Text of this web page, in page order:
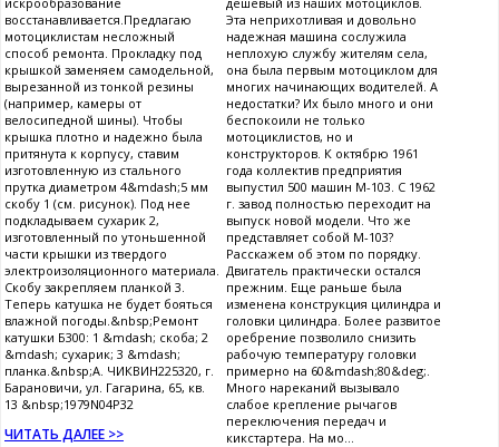
восстанавливается.Предлагаю
мотоциклистам несложный
способ ремонта. Прокладку под
крышкой заменяем самодельной,
вырезанной из тонкой резины
(например, камеры от
велосипедной шины). Чтобы
крышка плотно и надежно была
притянута к корпусу, ставим
изготовленную из стального
прутка диаметром 4&mdash;5 мм
скобу 1 (см. рисунок). Под нее
подкладываем сухарик 2,
изготовленный по утоньшенной
части крышки из твердого
электроизоляционного материала.
Скобу закрепляем планкой 3.
Теперь катушка не будет бояться
влажной погоды.&nbsp;Ремонт
катушки Б300: 1 &mdash; скоба; 2
&mdash; сухарик; 3 &mdash;
планка.&nbsp;А. ЧИКВИН225320, г.
Барановичи, ул. Гагарина, 65, кв.
13 &nbsp;1979N04P32
ЧИТАТЬ ДАЛЕЕ >>
Эта неприхотливая и довольно
надежная машина сослужила
неплохую службу жителям села,
она была первым мотоциклом для
многих начинающих водителей. А
недостатки? Их было много и они
беспокоили не только
мотоциклистов, но и
конструкторов. К октябрю 1961
года коллектив предприятия
выпустил 500 машин М-103. С 1962
г. завод полностью переходит на
выпуск новой модели. Что же
представляет собой М-103?
Расскажем об этом по порядку.
Двигатель практически остался
прежним. Еще раньше была
изменена конструкция цилиндра и
головки цилиндра. Более развитое
оребрение позволило снизить
рабочую температуру головки
примерно на 60&mdash;80&deg;.
Много нареканий вызывало
слабое крепление рычагов
переключения передач и
кикстартера. На мо...